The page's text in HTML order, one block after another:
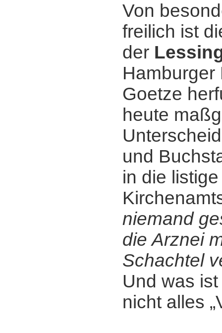
Von
freilich ist
der
Hamburger
Goetze
heute
und
in die
niemand
die Arznei
Schachtel
Und was
nicht alles